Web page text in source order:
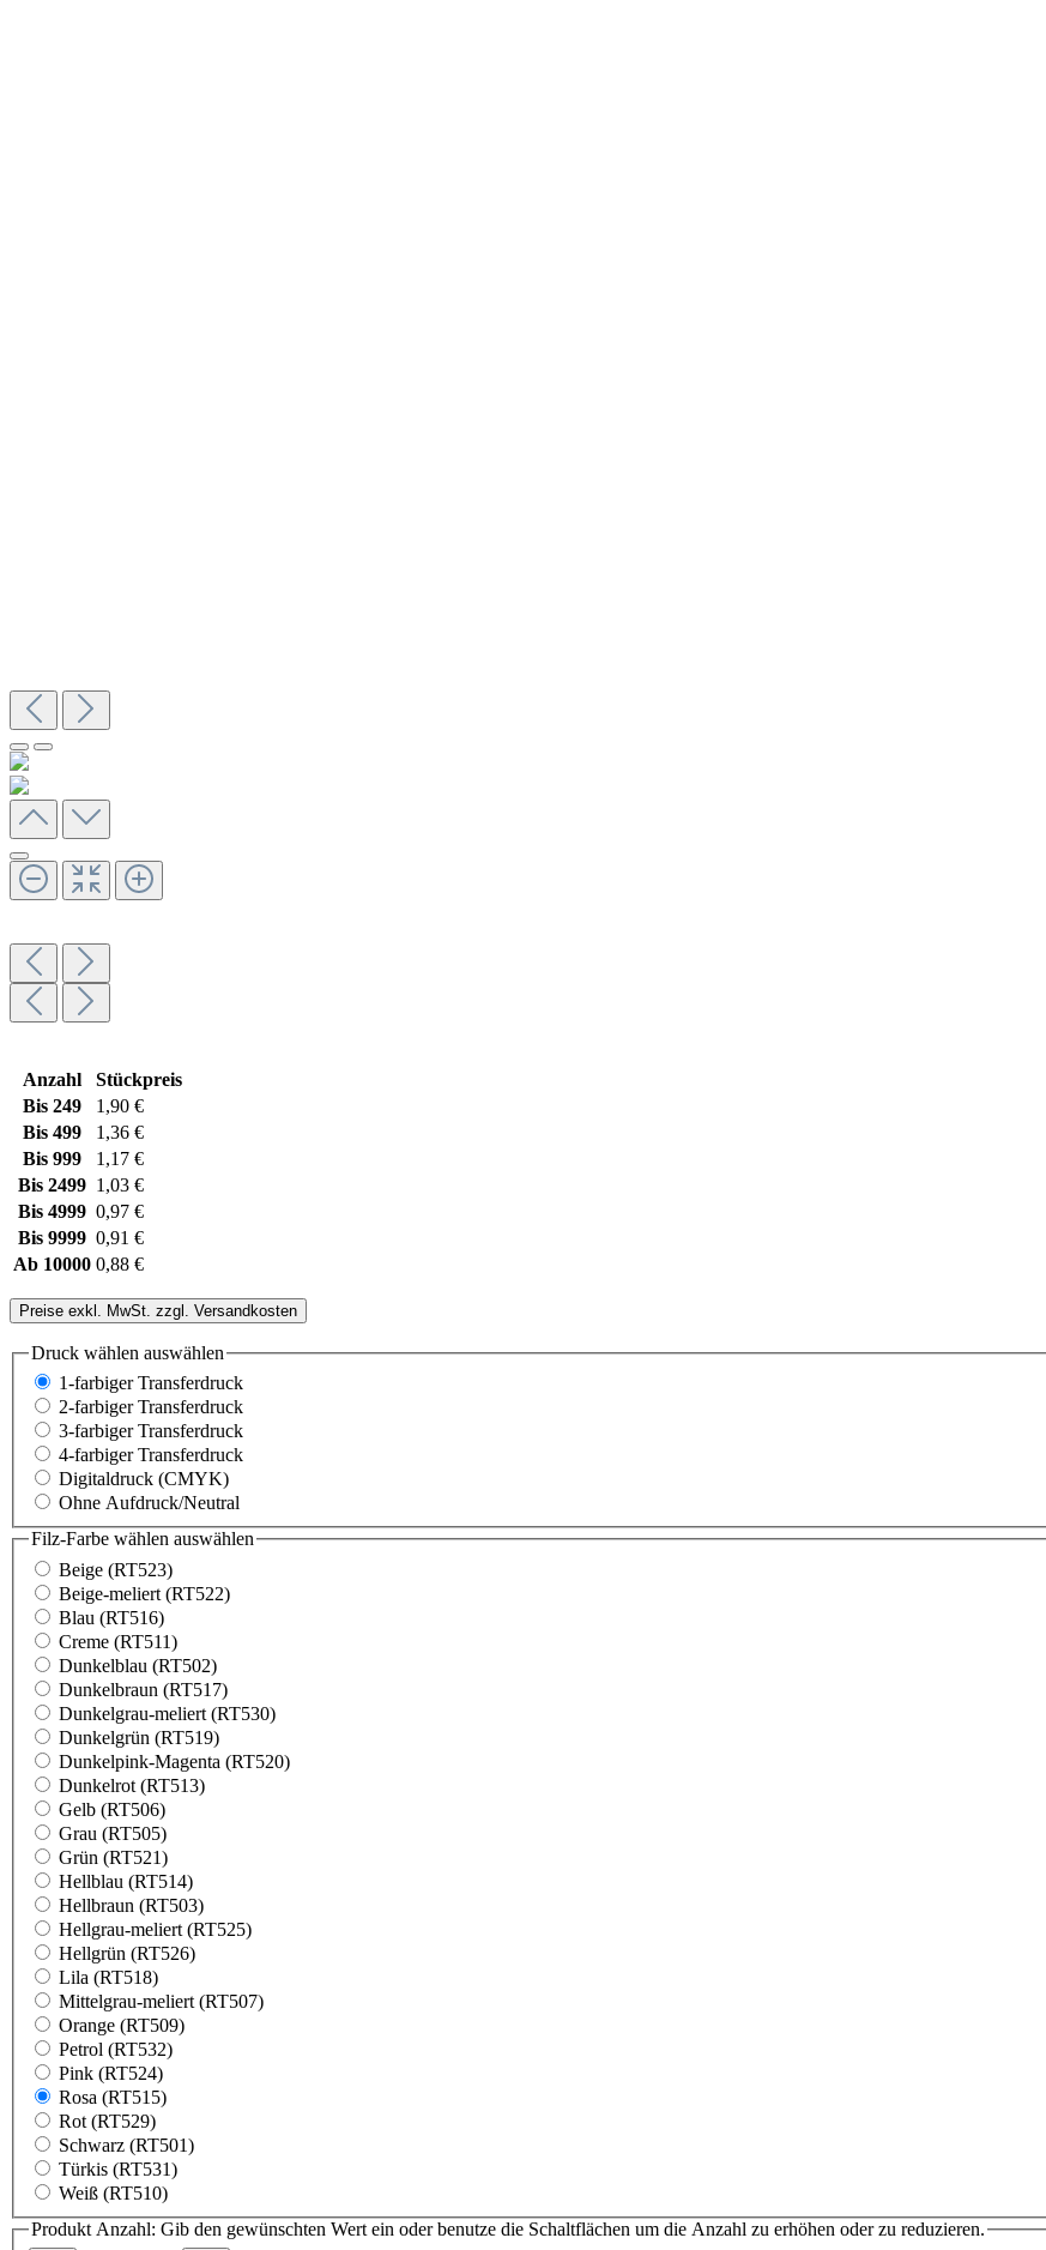
Anzahl
Stückpreis
Bis 249
1,90 €
Bis 499
1,36 €
Bis 999
1,17 €
Bis 2499 1,03 €
Bis 4999 0,97 €
Bis 9999 0,91 €
Ab 10000 0,88 €
Preise exkl. MwSt. zzgl. Versandkosten
Druck wählen auswählen
1-farbiger Transferdruck
2-farbiger Transferdruck
3-farbiger Transferdruck
4-farbiger Transferdruck
Digitaldruck (CMYK)
Ohne Aufdruck/Neutral
Filz-Farbe wählen auswählen
Beige (RT523)
Beige-meliert (RT522)
Blau (RT516)
Creme (RT511)
Dunkelblau (RT502)
Dunkelbraun (RT517)
Dunkelgrau-meliert (RT530)
Dunkelgrün (RT519)
Dunkelpink-Magenta (RT520)
Dunkelrot (RT513)
Gelb (RT506)
Grau (RT505)
Grün (RT521)
Hellblau (RT514)
Hellbraun (RT503)
Hellgrau-meliert (RT525)
Hellgrün (RT526)
Lila (RT518)
Mittelgrau-meliert (RT507)
Orange (RT509)
Petrol (RT532)
Pink (RT524)
Rosa (RT515)
Rot (RT529)
Schwarz (RT501)
Türkis (RT531)
Weiß (RT510)
Produkt Anzahl: Gib den gewünschten Wert ein oder benutze die Schaltflächen um die Anzahl zu erhöhen oder zu reduzieren.